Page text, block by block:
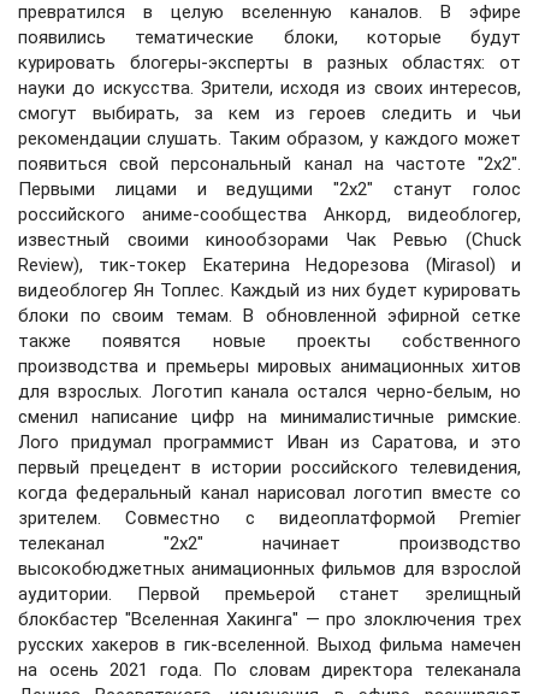
превратился в целую вселенную каналов. В эфире
появились тематические блоки, которые будут
курировать блогеры-эксперты в разных областях: от
науки до искусства. Зрители, исходя из своих интересов,
смогут выбирать, за кем из героев следить и чьи
рекомендации слушать. Таким образом, у каждого может
появиться свой персональный канал на частоте "2х2".
Первыми лицами и ведущими "2х2" станут голос
российского аниме-сообщества Анкорд, видеоблогер,
известный своими кинообзорами Чак Ревью (Chuck
Review), тик-токер Екатерина Недорезова (Mirasol) и
видеоблогер Ян Топлес. Каждый из них будет курировать
блоки по своим темам. В обновленной эфирной сетке
также появятся новые проекты собственного
производства и премьеры мировых анимационных хитов
для взрослых. Логотип канала остался черно-белым, но
сменил написание цифр на минималистичные римские.
Лого придумал программист Иван из Саратова, и это
первый прецедент в истории российского телевидения,
когда федеральный канал нарисовал логотип вместе со
зрителем. Совместно с видеоплатформой Premier
телеканал "2х2" начинает производство
высокобюджетных анимационных фильмов для взрослой
аудитории. Первой премьерой станет зрелищный
блокбастер "Вселенная Хакинга" — про злоключения трех
русских хакеров в гик-вселенной. Выход фильма намечен
на осень 2021 года. По словам директора телеканала